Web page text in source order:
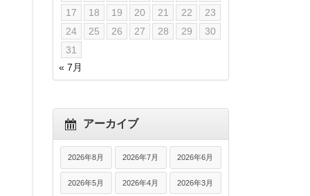
17
18 19 20 21 22
23
24
25 26 27 28 29
30
31
« 7月
アーカイブ
2026年8月 2026年7月 2026年6月
2026年5月 2026年4月 2026年3月